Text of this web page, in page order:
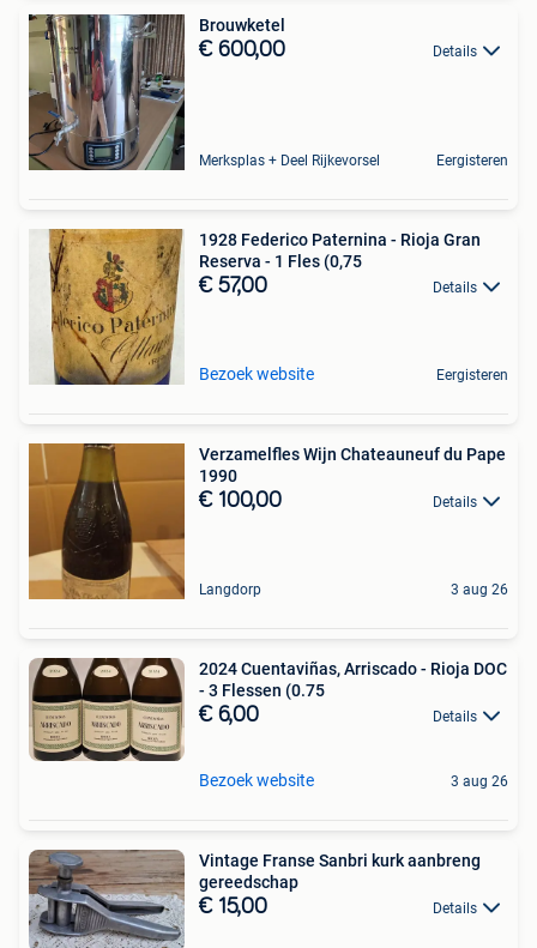
Brouwketel
€ 600,00 Details
Merksplas + Deel Rijkevorsel Eergisteren
1928 Federico Paternina - Rioja Gran
Reserva - 1 Fles (0,75
€ 57,00 Details
Bezoek website Eergisteren
Verzamelfles Wijn Chateauneuf du Pape
1990
€ 100,00 Details
Langdorp 3 aug 26
2024 Cuentaviñas, Arriscado - Rioja DOC
- 3 Flessen (0.75
€ 6,00 Details
Bezoek website 3 aug 26
Vintage Franse Sanbri kurk aanbreng
gereedschap
€ 15,00 Details